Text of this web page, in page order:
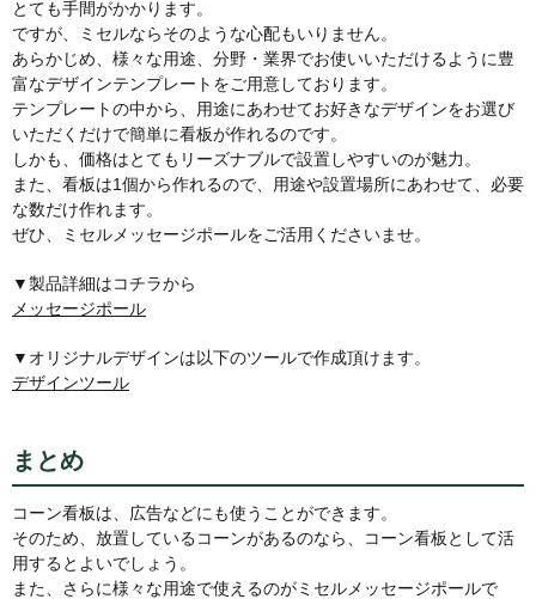
とても手間がかかります。
ですが、ミセルならそのような心配もいりません。
あらかじめ、様々な用途、分野・業界でお使いいただけるように豊
富なデザインテンプレートをご用意しております。
テンプレートの中から、用途にあわせてお好きなデザインをお選び
いただくだけで簡単に看板が作れるのです。
しかも、価格はとてもリーズナブルで設置しやすいのが魅力。
また、看板は1個から作れるので、用途や設置場所にあわせて、必要
な数だけ作れます。
ぜひ、ミセルメッセージポールをご活用くださいませ。
▼製品詳細はコチラから
メッセージポール
▼オリジナルデザインは以下のツールで作成頂けます。
デザインツール
まとめ
コーン看板は、広告などにも使うことができます。
そのため、放置しているコーンがあるのなら、コーン看板として活
用するとよいでしょう。
また、さらに様々な用途で使えるのがミセルメッセージポールで